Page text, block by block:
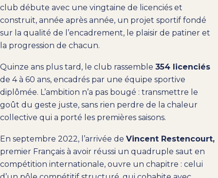
club débute avec une vingtaine de licenciés et
construit, année après année, un projet sportif fondé
sur la qualité de l’encadrement, le plaisir de patiner et
la progression de chacun.
Quinze ans plus tard, le club rassemble 354 licenciés
de 4 à 60 ans, encadrés par une équipe sportive
diplômée. L’ambition n’a pas bougé : transmettre le
goût du geste juste, sans rien perdre de la chaleur
collective qui a porté les premières saisons.
En septembre 2022, l’arrivée de Vincent Restencourt,
premier Français à avoir réussi un quadruple saut en
compétition internationale, ouvre un chapitre : celui